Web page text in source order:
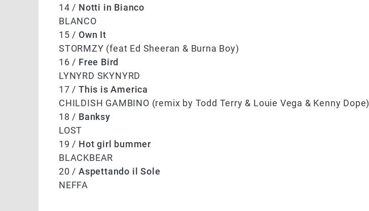
14 / Notti in Bianco
BLANCO
15 / Own It
STORMZY (feat Ed Sheeran & Burna Boy)
16 / Free Bird
LYNYRD SKYNYRD
17 / This is America
CHILDISH GAMBINO (remix by Todd Terry & Louie Vega & Kenny Dope)
18 / Banksy
LOST
19 / Hot girl bummer
BLACKBEAR
20 / Aspettando il Sole
NEFFA